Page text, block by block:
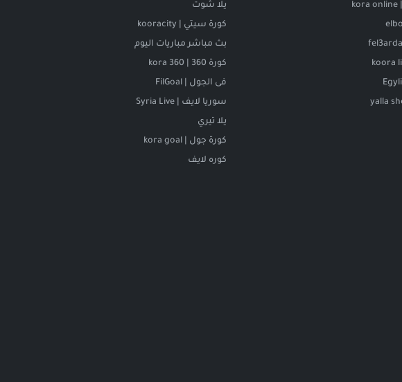
يلا شوت
كورة سيتي | kooracity
بث مباشر مباريات اليوم
كورة 360 | kora 360
فى الجول | FilGoal
سوريا لايف | Syria Live
يلا تيري
كورة جول | kora goal
كوره لايف